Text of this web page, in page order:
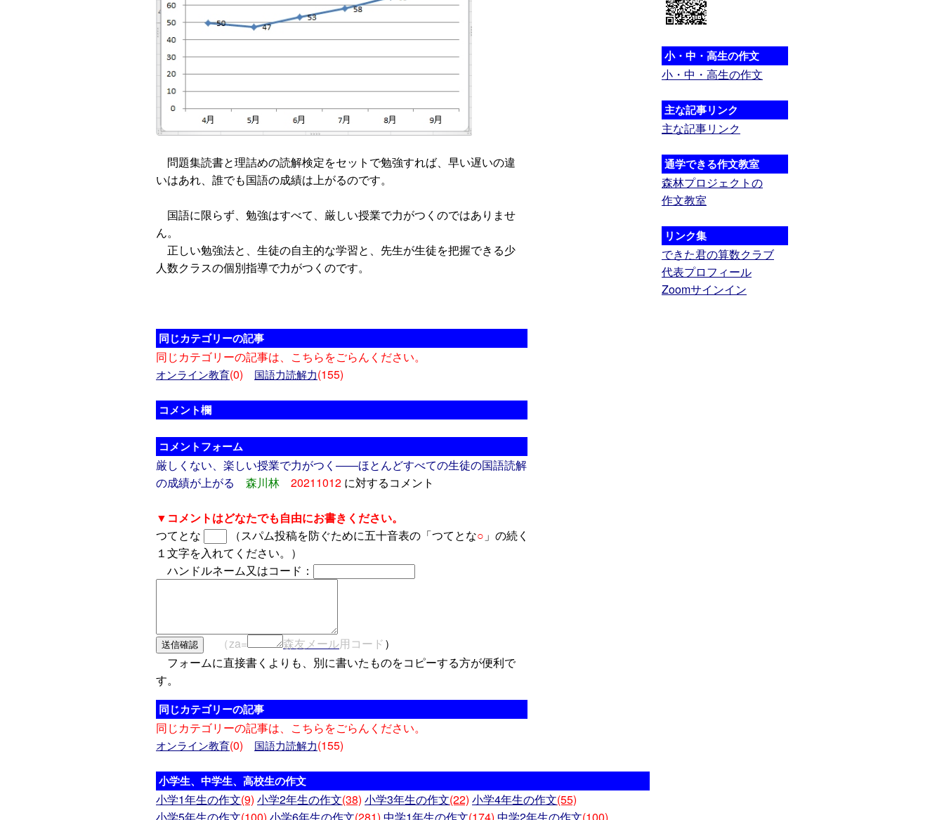
問題集読書と理詰めの読解検定をセットで勉強すれば、早い遅いの違
いはあれ、誰でも国語の成績は上がるのです。
国語に限らず、勉強はすべて、厳しい授業で力がつくのではありませ
ん。
正しい勉強法と、生徒の自主的な学習と、先生が生徒を把握できる少
人数クラスの個別指導で力がつくのです。
同じカテゴリーの記事
同じカテゴリーの記事は、こちらをごらんください。
オンライン教育(0) 国語力読解力(155)
コメント欄
コメントフォーム
厳しくない、楽しい授業で力がつく――ほとんどすべての生徒の国語読解
の成績が上がる
森川林 20211012 に対するコメント
▼コメントはどなたでも自由にお書きください。
つてとな
（スパム投稿を防ぐために五十音表の「つてとな○ 」の続く
１文字を入れてください。）
ハンドルネーム又はコード：
（za= 森友メール用コード）
フォームに直接書くよりも、別に書いたものをコピーする方が便利で
す。
同じカテゴリーの記事
同じカテゴリーの記事は、こちらをごらんください。
オンライン教育(0) 国語力読解力(155)
小・中・高生の作文
小・中・高生の作文
主な記事リンク
主な記事リンク
通学できる作文教室
森林プロジェクトの
作文教室
リンク集
できた君の算数クラブ
代表プロフィール
Zoomサインイン
小学生、中学生、高校生の作文
小学1年生の作文(9) 小学2年生の作文(38) 小学3年生の作文(22) 小学4年生の作文(55)